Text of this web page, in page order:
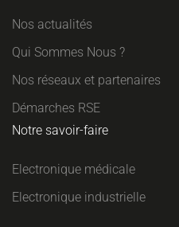
Nos actualités
Qui Sommes Nous ?
Nos réseaux et partenaires
Démarches RSE
Notre savoir-faire
Electronique médicale
Electronique industrielle